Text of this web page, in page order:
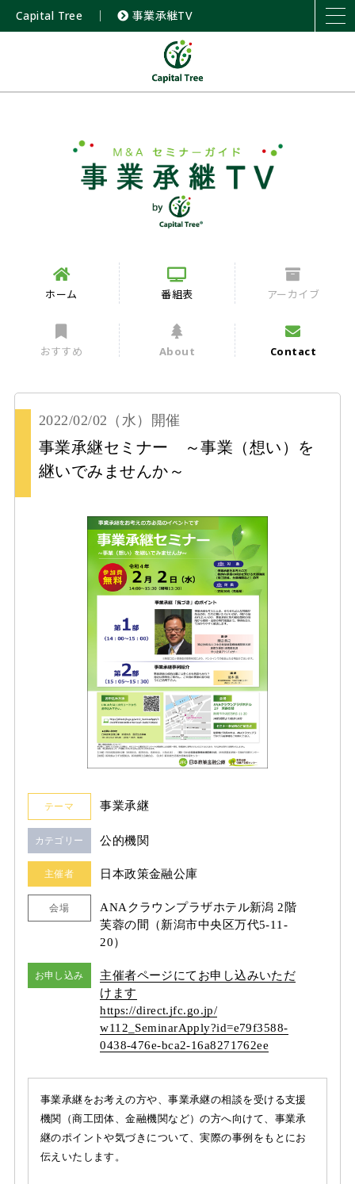
Capital Tree ｜ 事業承継TV
ホーム 番組表 アーカイブ
おすすめ About Contact
2022/02/02 （水） 開催
事業承継セミナー ～事業（想い）を
継いでみませんか～
カテゴリー 公的機関
テーマ 事業承継
主催者 日本政策金融公庫
会場
ANAクラウンプラザホテル新潟 2階
芙蓉の間（新潟市中央区万代5-11-
20）
お申し込み
主催者ページにてお申し込みいただ
けます
https://direct.jfc.go.jp/
w112_SeminarApply?id=e79f3588-
0438-476e-bca2-16a8271762ee
事業承継をお考えの方や、事業承継の相談を受ける支援
機関（商工団体、金融機関など）の方へ向けて、事業承
継のポイントや気づきについて、実際の事例をもとにお
伝えいたします。